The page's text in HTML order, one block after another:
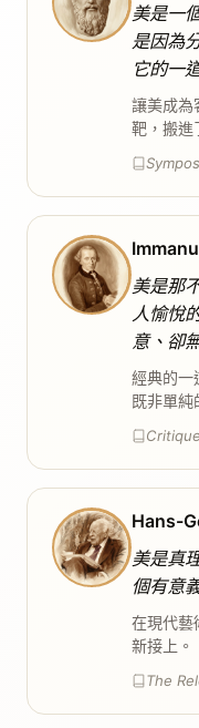
美是一
是因為
它的一
讓美成
靶，搬進
美是那
人愉悅
意、卻
經典的一
既非單純
Hans-
美是真
個有意
在現代藝
新接上。
The